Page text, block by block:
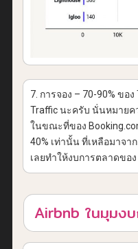
7. การจอง – 70-90% ขอ
Traffic นะครับ นั่นหมายค
ในขณะที่ของ
40% เท่านั้น ที่เหลือมาจา
เลยทำให้งบการตลาดขอ
Airbnb ในมุมงบ